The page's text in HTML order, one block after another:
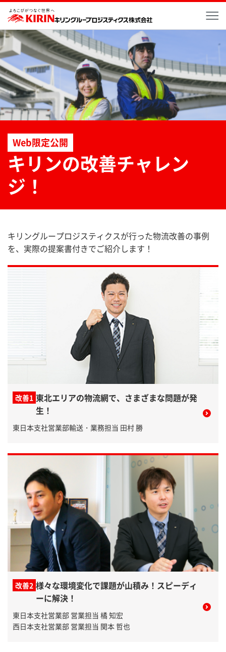
メ
Web限定公開
キリンの改善チャレン
ジ！
キリングループロジスティクスが行った物流改善の事例
を、実際の提案書付きでご紹介します！
改善1 東北エリアの物流網で、さまざまな問題が発
生！
東日本支社営業部輸送・業務担当 田村 勝
改善2 様々な環境変化で課題が山積み！スピーディ
ーに解決！
東日本支社営業部 営業担当 橘 知宏
西日本支社営業部 営業担当 関本 哲也